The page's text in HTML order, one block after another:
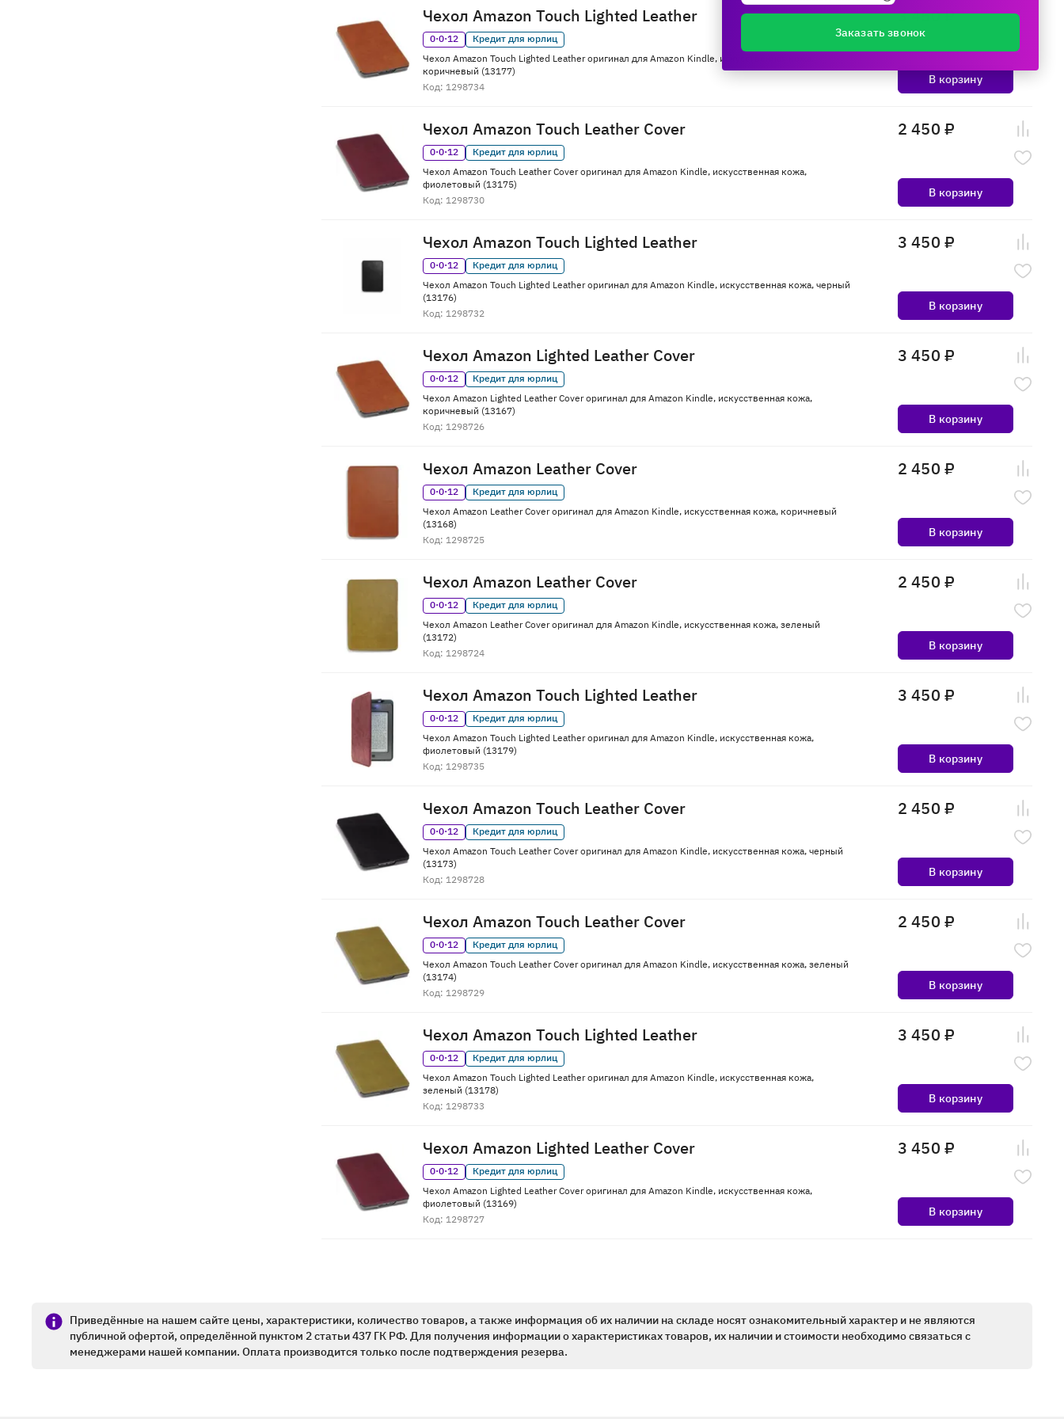
Чехол Amazon Touch Lighted Leather
0·0·12
Кредит для юрлиц
Чехол Amazon Touch Lighted Leather оригинал для Amazon Kindle, искусственная кожа,
коричневый (13177)
Код: 1298734
3 450 ₽
В корзину
Чехол Amazon Touch Leather Cover
0·0·12
Кредит для юрлиц
Чехол Amazon Touch Leather Cover оригинал для Amazon Kindle, искусственная кожа,
фиолетовый (13175)
Код: 1298730
2 450 ₽
В корзину
Чехол Amazon Touch Lighted Leather
0·0·12
Кредит для юрлиц
Чехол Amazon Touch Lighted Leather оригинал для Amazon Kindle, искусственная кожа, черный
(13176)
Код: 1298732
3 450 ₽
В корзину
Чехол Amazon Lighted Leather Cover
0·0·12
Кредит для юрлиц
Чехол Amazon Lighted Leather Cover оригинал для Amazon Kindle, искусственная кожа,
коричневый (13167)
Код: 1298726
3 450 ₽
В корзину
Чехол Amazon Leather Cover
0·0·12
Кредит для юрлиц
Чехол Amazon Leather Cover оригинал для Amazon Kindle, искусственная кожа, коричневый
(13168)
Код: 1298725
2 450 ₽
В корзину
Чехол Amazon Leather Cover
0·0·12
Кредит для юрлиц
Чехол Amazon Leather Cover оригинал для Amazon Kindle, искусственная кожа, зеленый
(13172)
Код: 1298724
2 450 ₽
В корзину
Чехол Amazon Touch Lighted Leather
0·0·12
Кредит для юрлиц
Чехол Amazon Touch Lighted Leather оригинал для Amazon Kindle, искусственная кожа,
фиолетовый (13179)
Код: 1298735
3 450 ₽
В корзину
Чехол Amazon Touch Leather Cover
0·0·12
Кредит для юрлиц
Чехол Amazon Touch Leather Cover оригинал для Amazon Kindle, искусственная кожа, черный
(13173)
Код: 1298728
2 450 ₽
В корзину
Чехол Amazon Touch Leather Cover
0·0·12
Кредит для юрлиц
Чехол Amazon Touch Leather Cover оригинал для Amazon Kindle, искусственная кожа, зеленый
(13174)
Код: 1298729
2 450 ₽
В корзину
Чехол Amazon Touch Lighted Leather
0·0·12
Кредит для юрлиц
Чехол Amazon Touch Lighted Leather оригинал для Amazon Kindle, искусственная кожа,
зеленый (13178)
Код: 1298733
3 450 ₽
В корзину
Чехол Amazon Lighted Leather Cover
0·0·12
Кредит для юрлиц
Чехол Amazon Lighted Leather Cover оригинал для Amazon Kindle, искусственная кожа,
фиолетовый (13169)
Код: 1298727
3 450 ₽
В корзину
Приведённые на нашем сайте цены, характеристики, количество товаров, а также информация об их наличии на складе носят ознакомительный характер и не являются
публичной офертой, определённой пунктом 2 статьи 437 ГК РФ. Для получения информации о характеристиках товаров, их наличии и стоимости необходимо связаться с
менеджерами нашей компании. Оплата производится только после подтверждения резерва.
Заказать звонок